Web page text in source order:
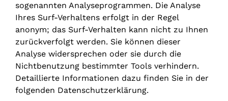
sogenannten Analyseprogrammen. Die Analyse
Ihres Surf-Verhaltens erfolgt in der Regel
anonym; das Surf-Verhalten kann nicht zu Ihnen
zurückverfolgt werden. Sie können dieser
Analyse widersprechen oder sie durch die
Nichtbenutzung bestimmter Tools verhindern.
Detaillierte Informationen dazu finden Sie in der
folgenden Datenschutzerklärung.